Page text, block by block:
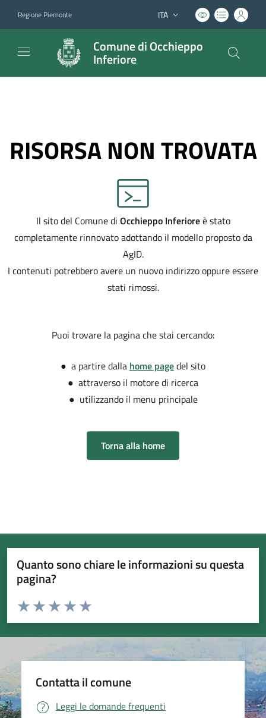
Regione Piemonte Lingua attiva:
ITA
Comune di Occhieppo
Inferiore
RISORSA NON TROVATA
Il sito del Comune di Occhieppo Inferioreè stato
completamente rinnovato adottando il modello proposto da
AgID.
I contenuti potrebbero avere un nuovo indirizzo oppure essere
stati rimossi.
Puoi trovare la pagina che stai cercando:
● a partire dalla home pagedel sito
● attraverso il motore di ricerca
● utilizzando il menu principale
Torna alla home
Quanto sono chiare le informazioni su questa
pagina?
Valuta da 1 a 5 stelle la pagina
Valuta 5 stelle su 5
Valuta 4 stelle su 5
Valuta 3 stelle su 5
Valuta 2 stelle su 5
Valuta 1 stelle su 5
Contatta il comune
Leggi le domande frequenti